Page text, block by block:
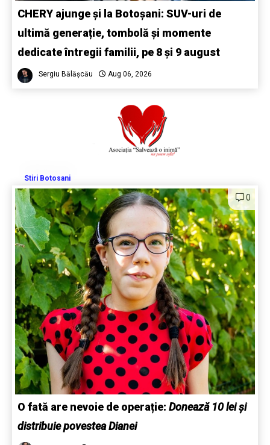
CHERY ajunge și la Botoșani: SUV-uri de
ultimă generație, tombolă și momente
dedicate întregii familii, pe 8 și 9 august
Sergiu Bălășcău Aug 06, 2026
Stiri Botosani
0
O fată are nevoie de operație: Donează 10 lei și
distribuie povestea Dianei